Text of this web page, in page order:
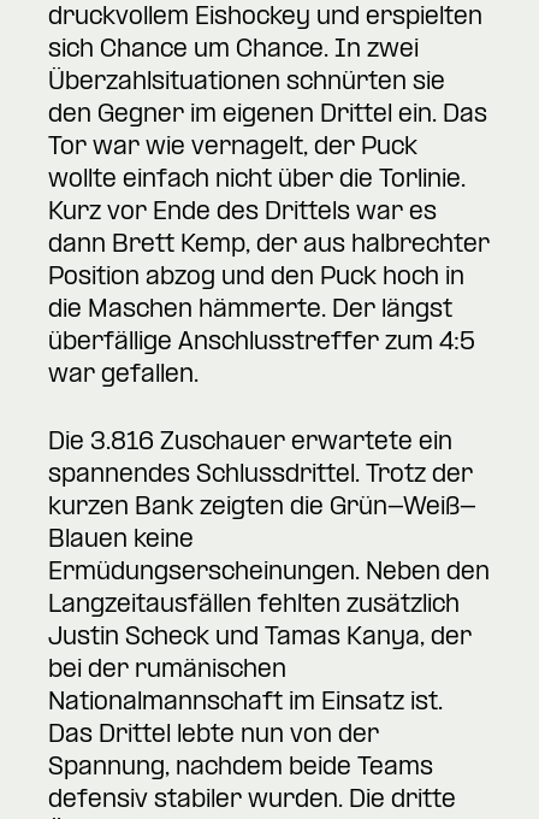
druckvollem Eishockey und erspielten
sich Chance um Chance. In zwei
Überzahlsituationen schnürten sie
den Gegner im eigenen Drittel ein. Das
Tor war wie vernagelt, der Puck
wollte einfach nicht über die Torlinie.
Kurz vor Ende des Drittels war es
dann Brett Kemp, der aus halbrechter
Position abzog und den Puck hoch in
die Maschen hämmerte. Der längst
überfällige Anschlusstreffer zum 4:5
war gefallen.
Die 3.816 Zuschauer erwartete ein
spannendes Schlussdrittel. Trotz der
kurzen Bank zeigten die Grün-Weiß-
Blauen keine
Ermüdungserscheinungen. Neben den
Langzeitausfällen fehlten zusätzlich
Justin Scheck und Tamas Kanya, der
bei der rumänischen
Nationalmannschaft im Einsatz ist.
Das Drittel lebte nun von der
Spannung, nachdem beide Teams
defensiv stabiler wurden. Die dritte